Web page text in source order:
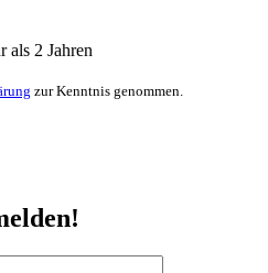
als 2 Jahren
zur Kenntnis genommen.